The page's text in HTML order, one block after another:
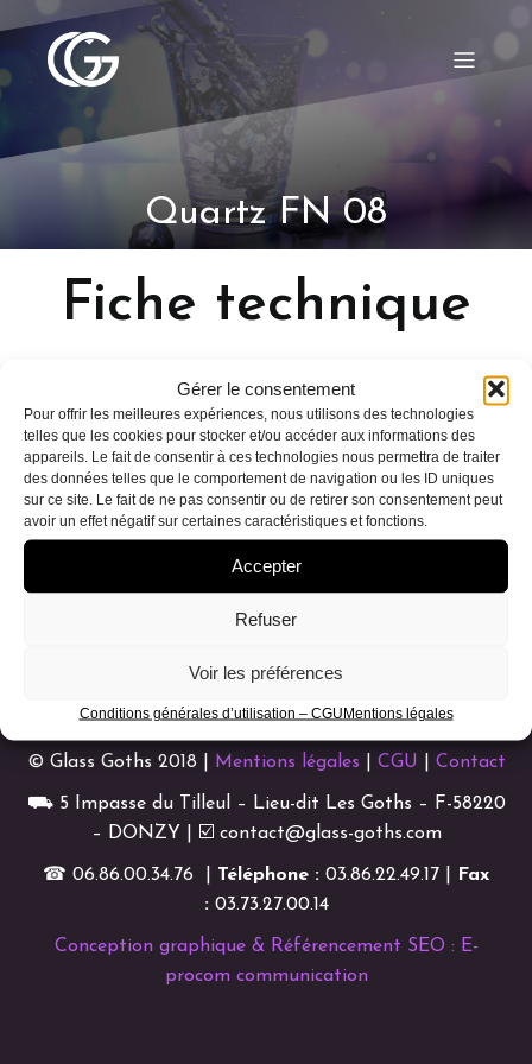
Gérer le consentement
Pour offrir les meilleures expériences, nous utilisons des technologies
telles que les cookies pour stocker et/ou accéder aux informations des
appareils. Le fait de consentir à ces technologies nous permettra de traiter
des données telles que le comportement de navigation ou les ID uniques
sur ce site. Le fait de ne pas consentir ou de retirer son consentement peut
avoir un effet négatif sur certaines caractéristiques et fonctions.
Accepter
Refuser
Voir les préférences
Conditions générales d’utilisation – CGUMentions légales
Quartz FN 08
Fiche technique
© Glass Goths 2018 | Mentions légales CGU Contact
⛟ 5 Impasse du Tilleul – Lieu-dit Les Goths – F-58220
– DONZY | ☑ contact@glass-goths.com
☎ 06.86.00.34.76 | Téléphone : 03.86.22.49.17 |
Fax
:03.73.27.00.14
Conception graphique & Référencement SEO : E-
procom communication